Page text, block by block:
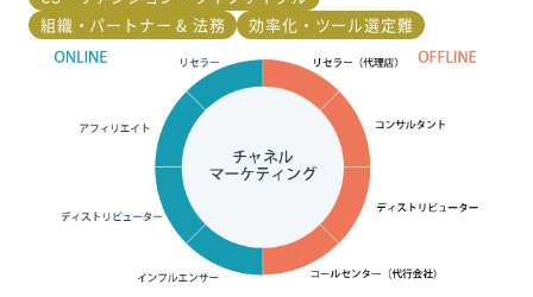
組織・パートナー & 法務
効率化・ツール選定難